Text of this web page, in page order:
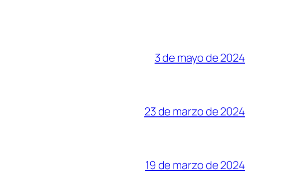
3 de mayo de 2024
23 de marzo de 2024
19 de marzo de 2024